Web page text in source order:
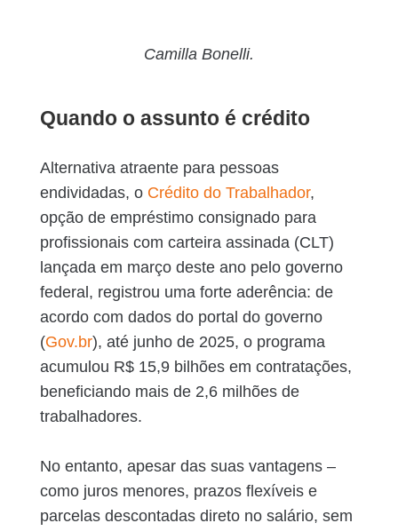
Camilla Bonelli.
Quando o assunto é crédito
Alternativa atraente para pessoas
endividadas, o Crédito do Trabalhador,
opção de empréstimo consignado para
profissionais com carteira assinada (CLT)
lançada em março deste ano pelo governo
federal, registrou uma forte aderência: de
acordo com dados do portal do governo
(Gov.br), até junho de 2025, o programa
acumulou R$ 15,9 bilhões em contratações,
beneficiando mais de 2,6 milhões de
trabalhadores.
No entanto, apesar das suas vantagens –
como juros menores, prazos flexíveis e
parcelas descontadas direto no salário, sem